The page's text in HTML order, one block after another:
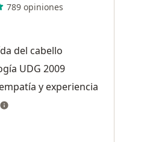
789 opiniones
del cabello
UDG 2009
y experiencia